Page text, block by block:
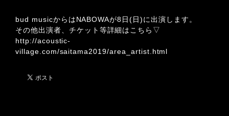
bud musicからはNABOWAが8日(日)に出演します。
その他出演者、チケット等詳細はこちら▽
http://acoustic-
village.com/saitama2019/area_artist.html